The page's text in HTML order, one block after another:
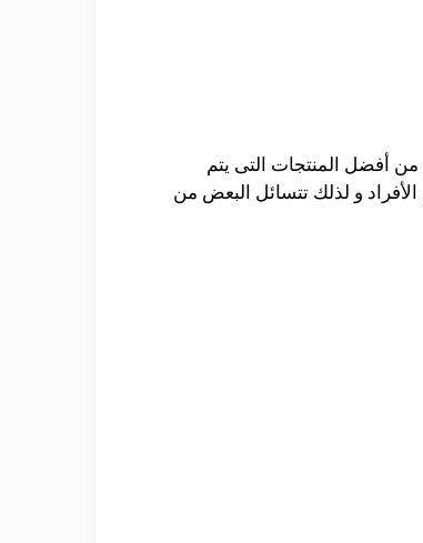
أفضل المنتجات التى يتم
و لذلك تتسائل البعض من